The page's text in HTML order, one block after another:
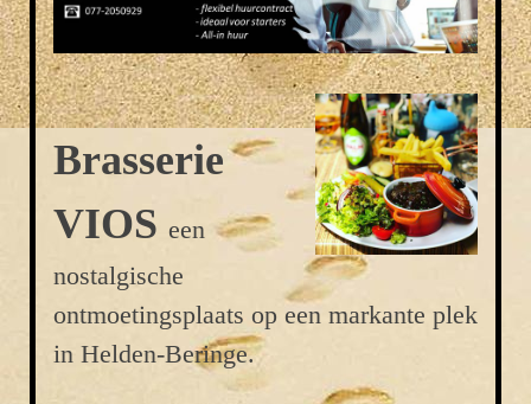
Brasserie
VIOS een
nostalgische
ontmoetingsplaats op een markante plek
in Helden-Beringe.